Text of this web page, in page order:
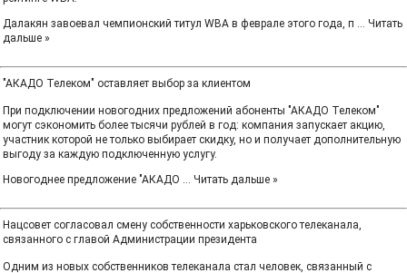
Далакян завоевал чемпионский титул WBA в феврале этого года, п ... Читать
дальше »
"АКАДО Телеком" оставляет выбор за клиентом
При подключении новогодних предложений абоненты "АКАДО Телеком"
могут сэкономить более тысячи рублей в год: компания запускает акцию,
участник которой не только выбирает скидку, но и получает дополнительную
выгоду за каждую подключенную услугу.
Новогоднее предложение "АКАДО ... Читать дальше »
Нацсовет согласовал смену собственности харьковского телеканала,
связанного с главой Администрации президента
Одним из новых собственников телеканала стал человек, связанный с